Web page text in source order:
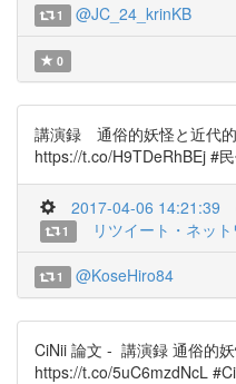
1 @JC_24_krinKB
0
講演録 通俗的妖怪と近代
https://t.co/H9TDeRhBEj #
2017-04-06 14:21:39
1 リツイート・ネッ
1 @KoseHiro84
CiNii 論文 - 講演録 通俗的
https://t.co/5uC6mzdNcL